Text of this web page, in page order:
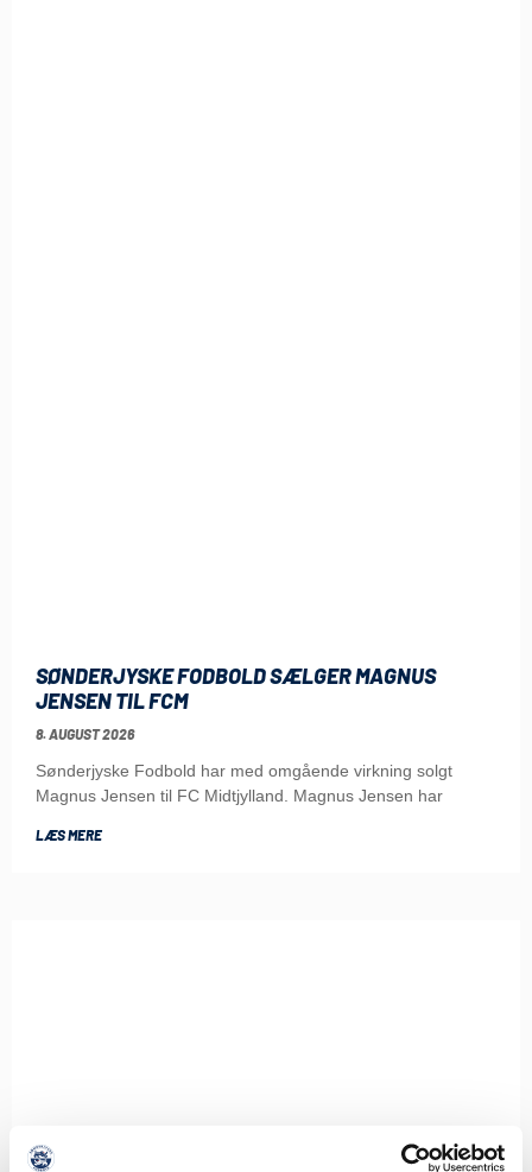
SØNDERJYSKE FODBOLD SÆLGER MAGNUS
JENSEN TIL FCM
8. AUGUST 2026
Sønderjyske Fodbold har med omgående virkning solgt
Magnus Jensen til FC Midtjylland. Magnus Jensen har
LÆS MERE